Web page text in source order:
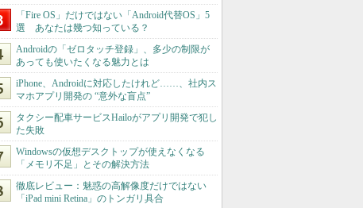
「Fire OS」だけではない「Android代替OS」5
選 あなたは幾つ知っている？
Androidの「ゼロタッチ登録」、多少の制限が
あっても使いたくなる魅力とは
iPhone、Androidに対応したけれど……、社内ス
マホアプリ開発の “意外な盲点”
タクシー配車サービスHailoがアプリ開発で犯し
た失敗
Windowsの仮想デスクトップが使えなくなる
「メモリ不足」とその解決方法
徹底レビュー：魅惑の高解像度だけではない
「iPad mini Retina」のトンガリ具合